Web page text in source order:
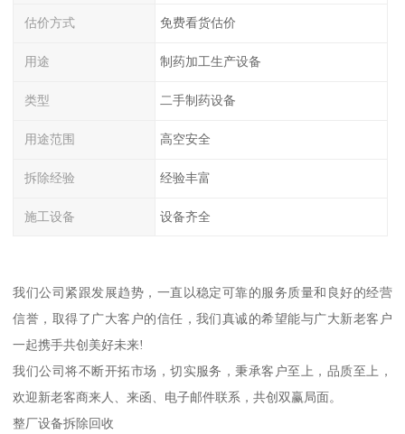
估价方式 免费看货估价
用途 制药加工生产设备
类型 二手制药设备
用途范围 高空安全
拆除经验 经验丰富
施工设备 设备齐全
我们公司紧跟发展趋势，一直以稳定可靠的服务质量和良好的经营
信誉，取得了广大客户的信任，我们真诚的希望能与广大新老客户
一起携手共创美好未来!
我们公司将不断开拓市场，切实服务，秉承客户至上，品质至上，
欢迎新老客商来人、来函、电子邮件联系，共创双赢局面。
整厂设备拆除回收